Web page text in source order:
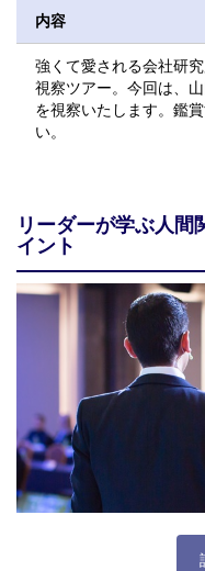
内容
強くて愛される会社研
視察ツアー。今回は、
を視察いたします。鑑
い。
リーダーが学ぶ人
イント